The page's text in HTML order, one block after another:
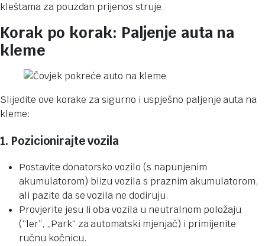
kleštama za pouzdan prijenos struje.
Korak po korak: Paljenje auta na
kleme
Slijedite ove korake za sigurno i uspješno paljenje auta na
kleme:
1. Pozicionirajte vozila
Postavite donatorsko vozilo (s napunjenim
akumulatorom) blizu vozila s praznim akumulatorom,
ali pazite da se vozila ne dodiruju.
Provjerite jesu li oba vozila u neutralnom položaju
(“ler”, „Park“ za automatski mjenjač) i primijenite
ručnu kočnicu.